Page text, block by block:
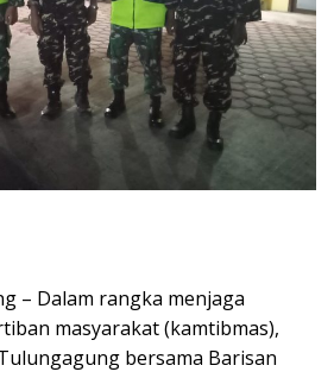
– Dalam rangka menjaga
masyarakat (kamtibmas),
bersama Barisan